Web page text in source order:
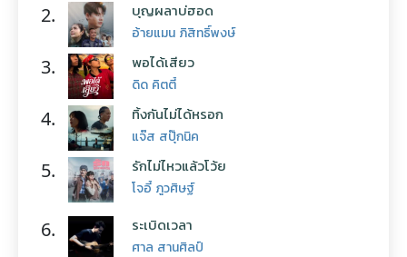
2. บุญผลาบ่ฮอด
อ้ายแมน ภิสิทธิ์พงษ์
3. พอได้เสียว
ดิด คิตตี้
4. ทิ้งกันไม่ได้หรอก
แจ๊ส สปุ๊กนิค
5. รักไม่ไหวแล้วโว้ย
โจอี้ ภูวศิษฐ์
6. ระเบิดเวลา
ศาล สานศิลป์